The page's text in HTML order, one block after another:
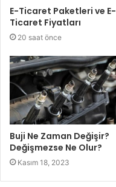
E-Ticaret Paketleri ve E-
Ticaret Fiyatları
20 saat önce
Buji Ne Zaman Değişir?
Değişmezse Ne Olur?
Kasım 18, 2023